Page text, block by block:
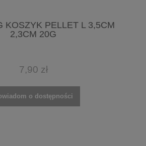
KOSZYK PELLET L 3,5CM
2,3CM 20G
7,90 zł
o dostępności